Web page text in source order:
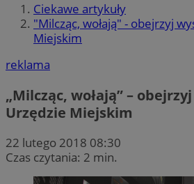
Ciekawe artykuły
"Milcząc, wołają" - obejrzyj
Miejskim
reklama
„Milcząc, wołają” –
Urzędzie Miejskim
22 lutego 2018 08:30
Czas czytania: 2 min.